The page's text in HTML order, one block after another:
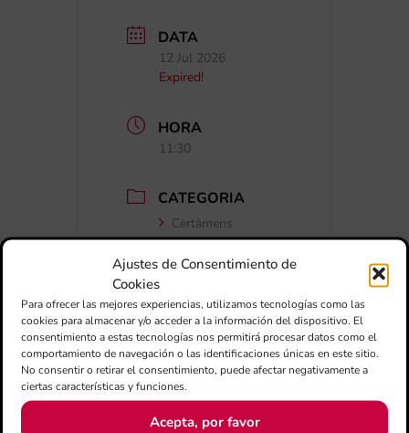
Ajustes de Consentimiento de
Cookies
Para ofrecer las mejores experiencias, utilizamos tecnologías como las
cookies para almacenar y/o acceder a la información del dispositivo. El
consentimiento a estas tecnologías nos permitirá procesar datos como el
comportamiento de navegación o las identificaciones únicas en este sitio.
No consentir o retirar el consentimiento, puede afectar negativamente a
ciertas características y funciones.
Acepta, por favor
DATA
12 Jul 2026
Expired!
HORA
11:30
CATEGORIA
Certàmens
+ Afegir a Google Calendar